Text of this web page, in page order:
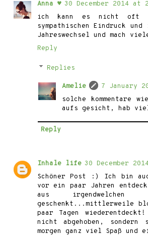
Anna ♥ 30 December 2014 at
ich kann es nicht oft
sympathischen Eindruck
Jahreswechsel und mach
Reply
Replies
Amelie
7 January
solche kommentare
aufs gesicht, hab
Reply
Inhale life 30 December
Schöner Post :) Ich bin
vor ein paar Jahren
aus irgendwelchen
geschenkt...mittlerweile
paar Tagen
nicht abgehoben,
morgen ganz viel Spaß und